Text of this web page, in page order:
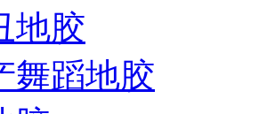
地胶
舞蹈地胶